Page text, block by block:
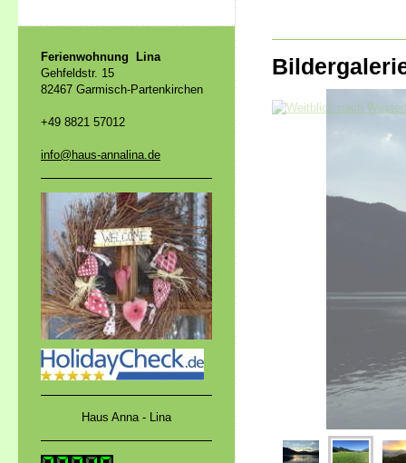
Ferienwohnung Lina
Gehfeldstr. 15
82467 Garmisch-Partenkirchen
+49 8821 57012
info@haus-annalina.de
Haus Anna - Lina